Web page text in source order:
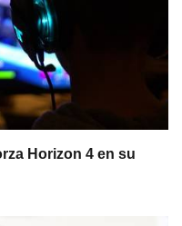
Horizon 4 en su